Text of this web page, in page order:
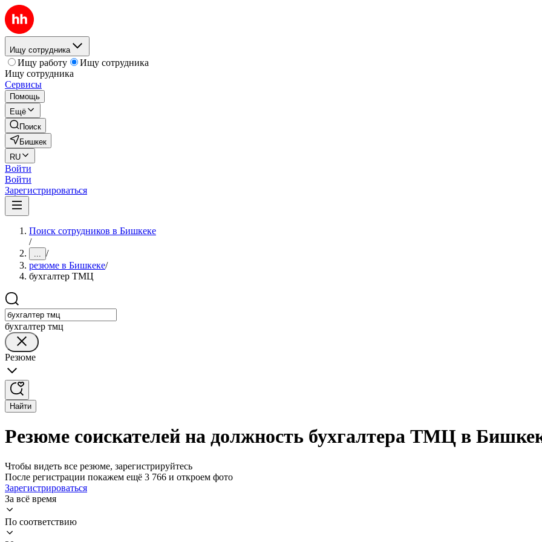
Ищу сотрудника
Ищу работу
Ищу сотрудника
Ищу сотрудника
Сервисы
Помощь
Ещё
Поиск
Бишкек
RU
Войти
Войти
Зарегистрироваться
Поиск сотрудников в Бишкеке
/
... /
резюме в Бишкеке/
бухгалтер ТМЦ
бухгалтер тмц
Резюме
Найти
Резюме соискателей на должность бухгалтера ТМЦ в
Чтобы видеть все резюме, зарегистрируйтесь
После регистрации покажем ещё 3 766 и откроем фото
Зарегистрироваться
За всё время
По соответствию